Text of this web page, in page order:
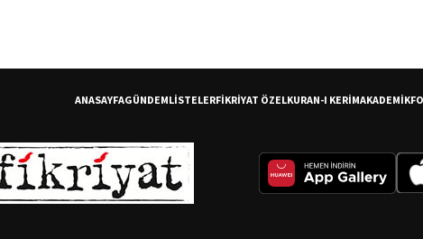
ANASAYFAGÜNDEMLİSTELERFİKRİYAT ÖZELKURAN-I KERİMAKADEMİK